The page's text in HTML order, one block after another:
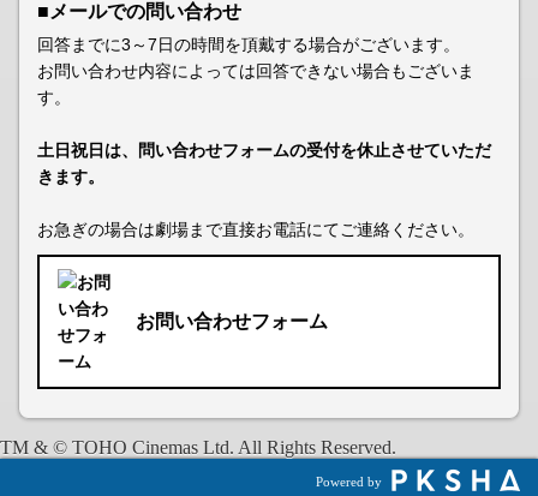
■メールでの問い合わせ
回答までに3～7日の時間を頂戴する場合がございます。
お問い合わせ内容によっては回答できない場合もございま
す。
土日祝日は、問い合わせフォームの受付を休止させていただ
きます。
お急ぎの場合は劇場まで直接お電話にてご連絡ください。
お問い合わせフォーム
TM & © TOHO Cinemas Ltd. All Rights Reserved.
Powered by